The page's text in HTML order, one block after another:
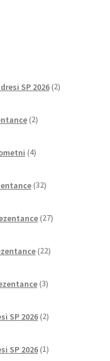
SP 2026 2izdelka
2izdelka
4izdelki
32izdelkov
27izdelkov
22izdelkov
3izdelki
SP 2026 2izdelka
SP 2026 1izdelek